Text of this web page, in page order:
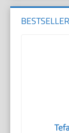
BESTSELLER